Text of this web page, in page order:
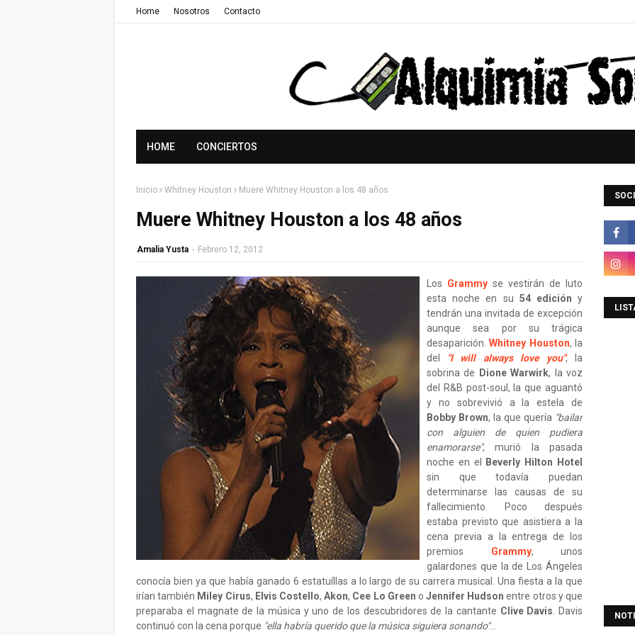
Home Nosotros Contacto
HOME CONCIERTOS
Inicio Whitney Houston Muere Whitney Houston a los 48 años
Muere Whitney Houston a los 48 años
Amalia Yusta - Febrero 12, 2012
Los Grammy se vestirán de luto
esta noche en su 54 edición y
tendrán una invitada de excepción
aunque sea por su trágica
desaparición.Whitney Houston, la
del
"I will always love you", la
sobrina de
Dione Warwirk, la voz
del R&B post-soul, la que aguantó
y no sobrevivió a la estela de
Bobby Brown, la que quería "bailar
con alguien de quien pudiera
enamorarse", murió la pasada
noche en el
Beverly Hilton Hotel
sin que todavía puedan
determinarse las causas de su
fallecimiento. Poco después
estaba previsto que asistiera a la
cena previa a la entrega de los
premios Grammy, unos
galardones que la de Los Ángeles
conocía bien ya que había ganado 6 estatuíllas a lo largo de su carrera musical. Una fiesta a la que
irían también Miley Cirus, Elvis Costello,Akon, Cee Lo Green oJennifer Hudson entre otros y que
preparaba el magnate de la música y uno de los descubridores de la cantante Clive Davis . Davis
continuó con la cena porque "ella habría querido que la música siguiera sonando"...